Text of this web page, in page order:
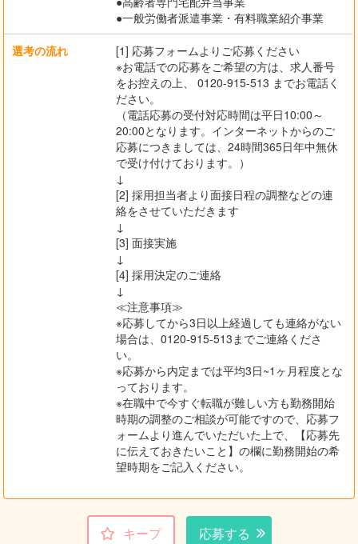
●一般労働者派遣事業・有料職業紹介事業
選考の流れ
[1] 応募フォームよりご応募ください
※お電話での応募をご希望の方は、求人番号
をお控えの上、 0120-915-513 までお電話く
ださい。
（電話応募の受付対応時間は平日10:00～
20:00となります。インターネットからのご
応募につきましては、24時間365日年中無休
で受け付けております。）
↓
[2] 採用担当者より面接日程の調整などの連
絡をさせていただきます
↓
[3] 面接実施
↓
[4] 採用決定のご連絡
↓
≪注意事項≫
※応募してから3日以上経過しても連絡がない
場合は、0120-915-513までご連絡くださ
い。
※応募から内定までは平均3日~1ヶ月程度とな
っております。
※在職中で今すぐ転職が難しい方も勤務開始
時期の調整のご相談が可能ですので、応募フ
ォームより進んでいただいた上で、【応募先
に伝えておきたいこと】の欄に勤務開始の希
望時期をご記入ください。
キープ 応募する